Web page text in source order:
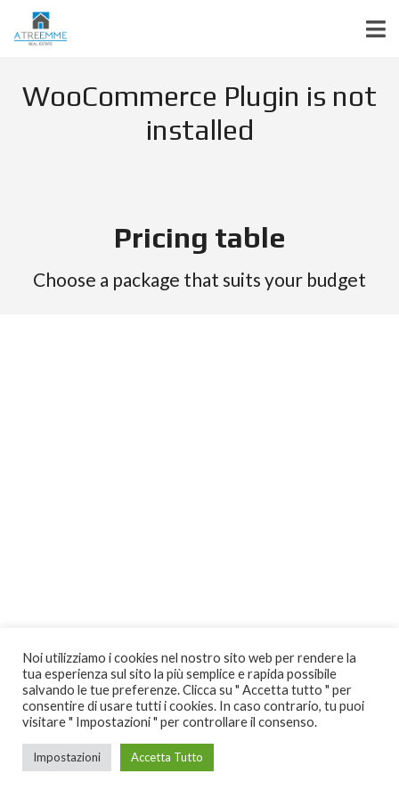
WooCommerce Plugin is not
installed
Pricing table
Choose a package that suits your budget
Copyright atreemme.com® designed by teknoservices srls
Noi utilizziamo i cookies nel nostro sito web per rendere la
tua esperienza sul sito la più semplice e rapida possibile
salvando le tue preferenze. Clicca su " Accetta tutto " per
consentire di usare tutti i cookies. In caso contrario, tu puoi
visitare " Impostazioni " per controllare il consenso.
Impostazioni Accetta Tutto